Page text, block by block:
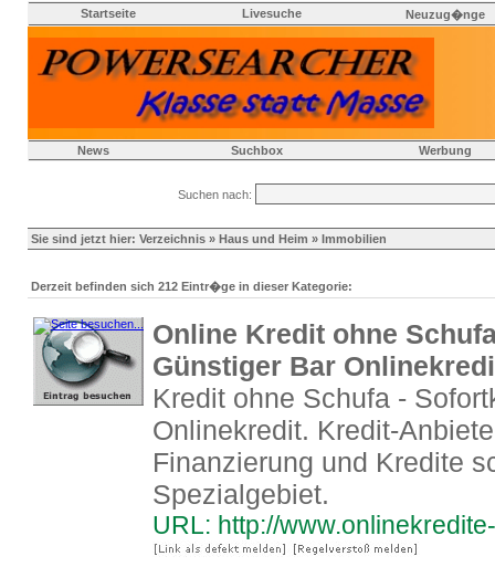
Startseite Livesuche Neuzug�nge
News Suchbox Werbung
Suchen nach:
Sie sind jetzt hier: Verzeichnis » Haus und Heim » Immobilien
Derzeit befinden sich 212 Eintr�ge in dieser Kategorie:
Online Kredit ohne
Günstiger Bar
Kredit ohne Schufa -
Onlinekredit. Kredit-
Finanzierung und Kredite
Spezialgebiet.
URL: http://